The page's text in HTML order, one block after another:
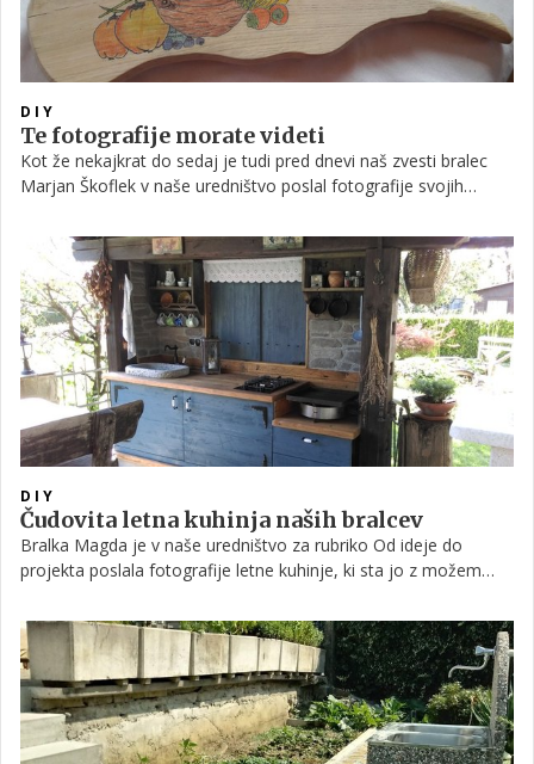
DIY
Te fotografije morate videti
Kot že nekajkrat do sedaj je tudi pred dnevi naš zvesti bralec
Marjan Škoflek v naše uredništvo poslal fotografije svojih
rezanje, uro … Preverite v nadaljevanju!
DIY
Čudovita letna kuhinja naših bralcev
Bralka Magda je v naše uredništvo za rubriko Od ideje do
projekta poslala fotografije letne kuhinje, ki sta jo z možem